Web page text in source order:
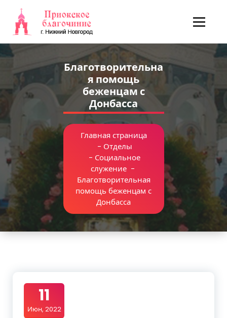
содержимому
Благотворительна
я помощь
беженцам с
Донбасса
Главная страница
- Отделы
- Социальное
служение-
Благотворительная
помощь беженцам с
Донбасса
11
Июн, 2022